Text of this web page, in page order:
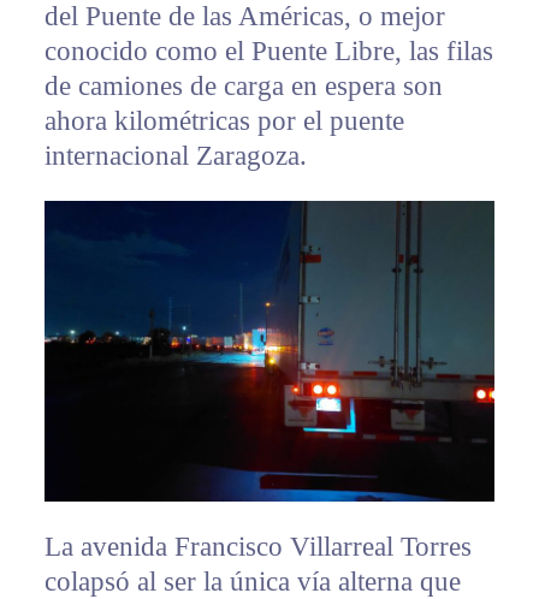
del Puente de las Américas, o mejor
conocido como el Puente Libre, las filas
de camiones de carga en espera son
ahora kilométricas por el puente
internacional Zaragoza.
La avenida Francisco Villarreal Torres
colapsó al ser la única vía alterna que